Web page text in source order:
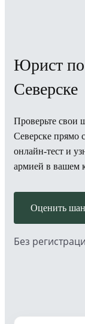
Юрист
Северске
Проверьте свои
Северске прямо
онлайн-тест и
армией в вашем
Оценить
Без